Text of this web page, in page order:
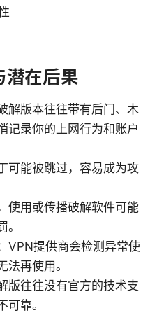
潜在后果
解版本往往带有后门、木
记录你的上网行为和账户
可能被跳过，容易成为攻
使用或传播破解软件可能
VPN提供商会检测异常使
法再使用。
版往往没有官方的技术支
靠。